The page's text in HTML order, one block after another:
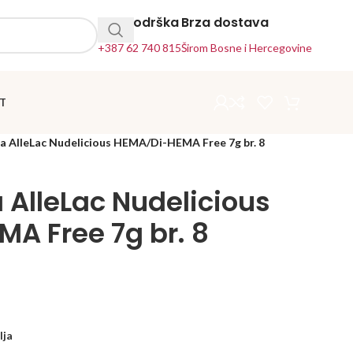
24h Podrška
+387 62 740 815
Brza dostava
Širom Bosne i Hercegovine
AlleLac Nudelicious HEMA/Di-HEMA Free 7g br. 8
AlleLac Nudelicious
Free 7g br. 8